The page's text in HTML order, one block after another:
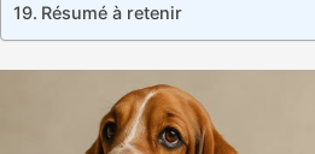
Résumé à retenir